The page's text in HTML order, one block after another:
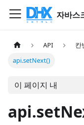
자바스
API 칸
api.setNext()
이 페이지 내